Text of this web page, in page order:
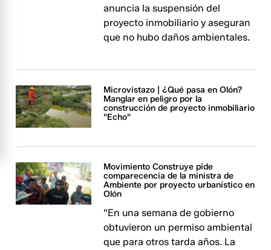
anuncia la suspensión del
proyecto inmobiliario y aseguran
que no hubo daños ambientales.
Microvistazo | ¿Qué pasa en Olón?
Manglar en peligro por la
construcción de proyecto inmobiliario
"Echo"
Movimiento Construye pide
comparecencia de la ministra de
Ambiente por proyecto urbanístico en
Olón
"En una semana de gobierno
obtuvieron un permiso ambiental
que para otros tarda años. La